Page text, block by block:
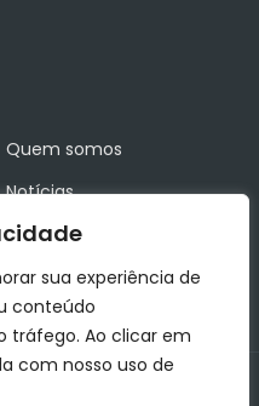
sua experiência de
conteúdo
tráfego. Ao clicar em
com nosso uso de
Quem somos
Notícias
Rosa Assessoria Contábil.